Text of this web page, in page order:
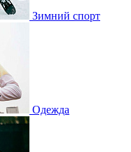
Зимний спорт
Одежда